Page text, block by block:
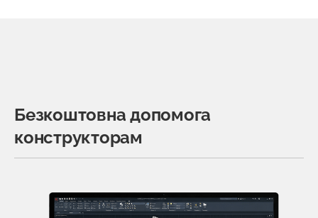
Безкоштовна допомога
конструкторам